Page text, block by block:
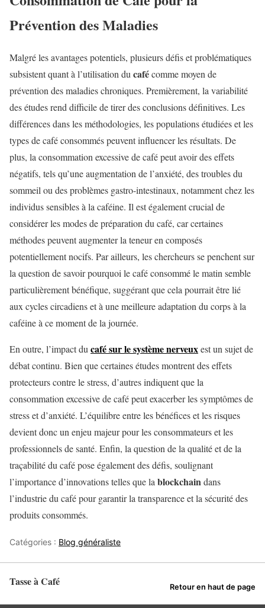
Prévention des Maladies
Malgré les avantages potentiels, plusieurs défis et problématiques
subsistent quant à l’utilisation du cafécomme moyen de
prévention des maladies chroniques. Premièrement, la variabilité
des études rend difficile de tirer des conclusions définitives. Les
différences dans les méthodologies, les populations étudiées et les
types de café consommés peuvent influencer les résultats. De
plus, la consommation excessive de café peut avoir des effets
négatifs, tels qu’une augmentation de l’anxiété, des troubles du
sommeil ou des problèmes gastro-intestinaux, notamment chez les
individus sensibles à la caféine. Il est également crucial de
considérer les modes de préparation du café, car certaines
méthodes peuvent augmenter la teneur en composés
potentiellement nocifs. Par ailleurs, les chercheurs se penchent sur
la question de savoir pourquoi le café consommé le matin semble
particulièrement bénéfique, suggérant que cela pourrait être lié
aux cycles circadiens et à une meilleure adaptation du corps à la
caféine à ce moment de la journée.
En outre, l’impact du café sur le système nerveuxest un sujet de
débat continu. Bien que certaines études montrent des effets
protecteurs contre le stress, d’autres indiquent que la
consommation excessive de café peut exacerber les symptômes de
stress et d’anxiété. L’équilibre entre les bénéfices et les risques
devient donc un enjeu majeur pour les consommateurs et les
professionnels de santé. Enfin, la question de la qualité et de la
traçabilité du café pose également des défis, soulignant
l’importance d’innovations telles que la blockchaindans
l’industrie du café pour garantir la transparence et la sécurité des
produits consommés.
Catégories : Blog généraliste
Tasse à Café Retour en haut de page